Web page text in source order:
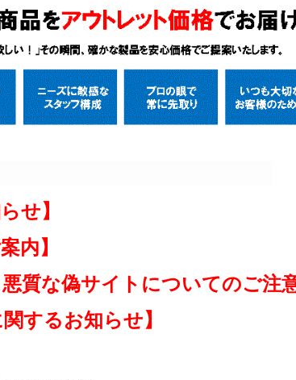
せ】
内】
悪質な偽サイトについてのご注
するお知らせ】